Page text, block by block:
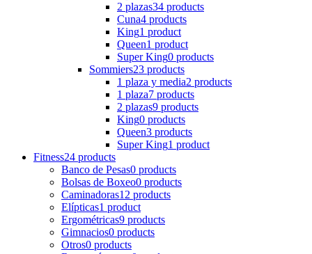
2 plazas34 products
Cuna4 products
King1 product
Queen1 product
Super King0 products
Sommiers23 products
1 plaza y media2 products
1 plaza7 products
2 plazas9 products
King0 products
Queen3 products
Super King1 product
Fitness24 products
Banco de Pesas0 products
Bolsas de Boxeo0 products
Caminadoras12 products
Elípticas1 product
Ergométricas9 products
Gimnacios0 products
Otros0 products